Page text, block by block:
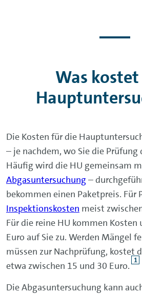
Was
Die Kosten für die
– je nachdem, wo Sie die Prüfung
Häufig wird die HU gemeinsam
Abgasuntersuchung –
bekommen einen Paketpreis. Für
Inspektionskosten meist
Für die reine HU kommen Kosten
Euro auf Sie zu. Werden Mängel
müssen zur Nachprüfung, kostet
etwa zwischen 15 und 30 Euro. 1
Die Abgasuntersuchung kann